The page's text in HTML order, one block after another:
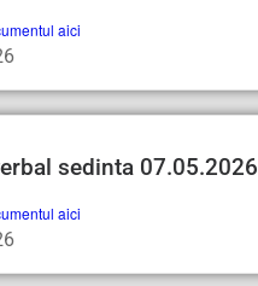
aici
sedinta 07.05.2026
aici